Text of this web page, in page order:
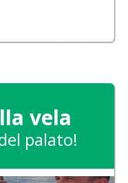
vela
palato!